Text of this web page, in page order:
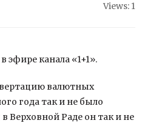
Views: 1
эфире канала «1+1».
валютных
года так и не было
Верховной Раде он так и не